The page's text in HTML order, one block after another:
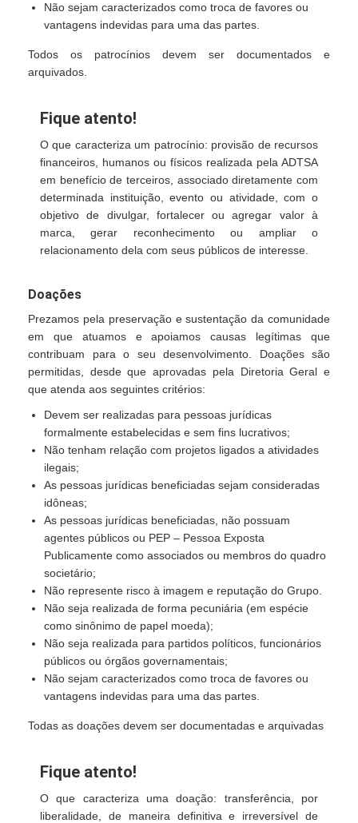
Não sejam caracterizados como troca de favores ou
vantagens indevidas para uma das partes.
Todos os patrocínios devem ser documentados e
arquivados.
Fique atento!
O que caracteriza um patrocínio: provisão de recursos
financeiros, humanos ou físicos realizada pela ADTSA
em benefício de terceiros, associado diretamente com
determinada instituição, evento ou atividade, com o
objetivo de divulgar, fortalecer ou agregar valor à
marca, gerar reconhecimento ou ampliar o
relacionamento dela com seus públicos de interesse.
Doações
Prezamos pela preservação e sustentação da comunidade
em que atuamos e apoiamos causas legítimas que
contribuam para o seu desenvolvimento. Doações são
permitidas, desde que aprovadas pela Diretoria Geral e
que atenda aos seguintes critérios:
Devem ser realizadas para pessoas jurídicas
formalmente estabelecidas e sem fins lucrativos;
Não tenham relação com projetos ligados a atividades
ilegais;
As pessoas jurídicas beneficiadas sejam consideradas
idôneas;
As pessoas jurídicas beneficiadas, não possuam
agentes públicos ou PEP – Pessoa Exposta
Publicamente como associados ou membros do quadro
societário;
Não represente risco à imagem e reputação do Grupo.
Não seja realizada de forma pecuniária (em espécie
como sinônimo de papel moeda);
Não seja realizada para partidos políticos, funcionários
públicos ou órgãos governamentais;
Não sejam caracterizados como troca de favores ou
vantagens indevidas para uma das partes.
Todas as doações devem ser documentadas e arquivadas
Fique atento!
O que caracteriza uma doação: transferência, por
liberalidade, de maneira definitiva e irreversível de